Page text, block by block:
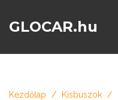
GLOCAR.hu
Kezdőlap Kisbuszok